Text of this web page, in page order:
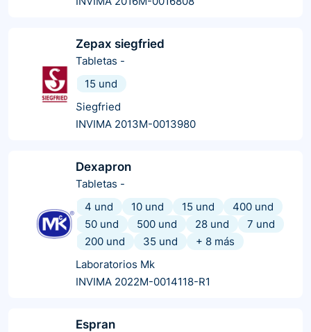
Zepax siegfried
Tabletas -
15 und
Siegfried
INVIMA 2013M-0013980
Dexapron
Tabletas -
4 und
10 und 15 und
400 und
50 und
500 und 28 und
7 und
200 und
35 und + 8 más
Laboratorios Mk
INVIMA 2022M-0014118-R1
Espran